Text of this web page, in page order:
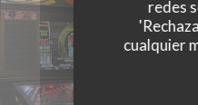
redes
cualquier